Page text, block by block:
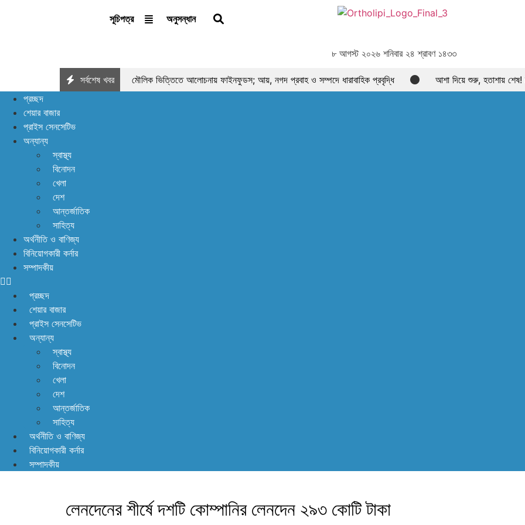
সূচিপত্র অনুসন্ধান
৮ আগস্ট ২০২৬ শনিবার ২৪ শ্রাবণ ১৪৩৩
সর্বশেষ খবর মৌলিক ভিত্তিতে আলোচনায় ফাইনফুডস; আয়, নগদ প্রবাহ ও সম্পদে ধারাবাহিক প্রবৃদ্ধি
আশা দিয়ে শুরু, হতাশায়
প্রচ্ছদ
শেয়ার বাজার
প্রাইস সেনসেটিভ
অন্যান্য
স্বাস্থ্য
বিনোদন
খেলা
দেশ
আন্তর্জাতিক
সাহিত্য
অর্থনীতি ও বাণিজ্য
বিনিয়োগকারী কর্নার
সম্পাদকীয়
প্রচ্ছদ
শেয়ার বাজার
প্রাইস সেনসেটিভ
অন্যান্য
স্বাস্থ্য
বিনোদন
খেলা
দেশ
আন্তর্জাতিক
সাহিত্য
অর্থনীতি ও বাণিজ্য
বিনিয়োগকারী কর্নার
সম্পাদকীয়
লেনদেনের শীর্ষে দশটি কোম্পানির লেনদেন ২৯৩ কোটি টাকা